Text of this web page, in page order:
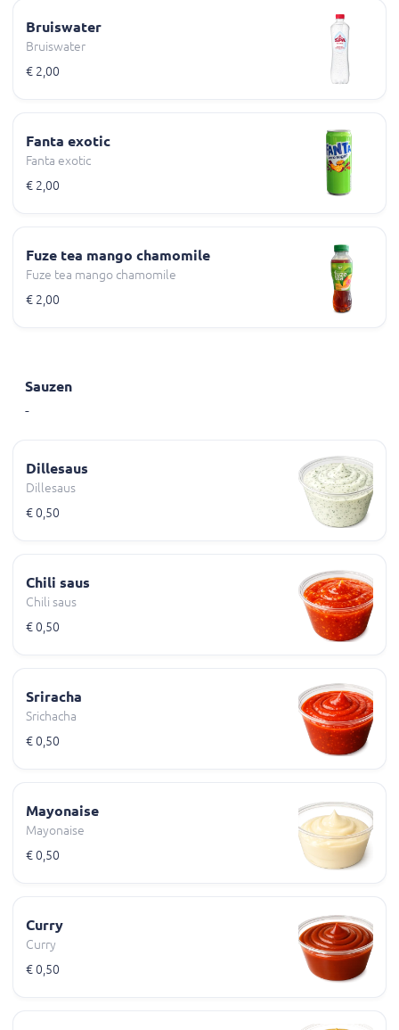
Bruiswater
Bruiswater
€ 2,00
Fanta exotic
Fanta exotic
€ 2,00
Fuze tea mango chamomile
Fuze tea mango chamomile
€ 2,00
Sauzen
-
Dillesaus
Dillesaus
€ 0,50
Chili saus
Chili saus
€ 0,50
Sriracha
Srichacha
€ 0,50
Mayonaise
Mayonaise
€ 0,50
Curry
Curry
€ 0,50